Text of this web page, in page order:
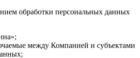
обработки персональных данных
между Компанией и субъектами